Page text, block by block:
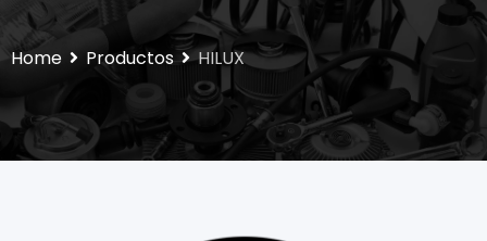
Home Productos HILUX